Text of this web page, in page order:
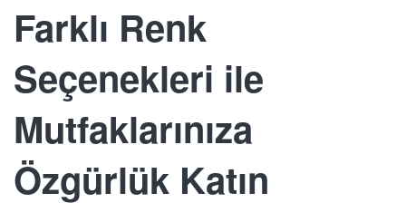
Farklı Renk
Seçenekleri ile
Mutfaklarınıza
Özgürlük Katın